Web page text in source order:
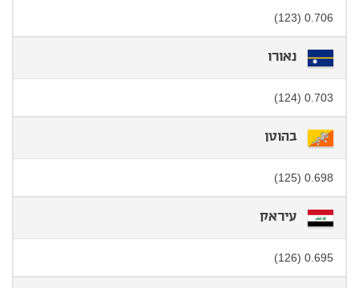
0.706 (123)
נאורו
0.703 (124)
בהוטן
0.698 (125)
עיראק
0.695 (126)